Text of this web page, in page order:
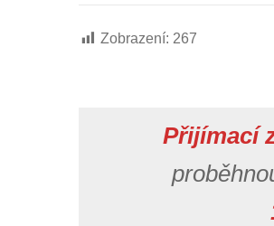
Zobrazení: 267
Přijímací